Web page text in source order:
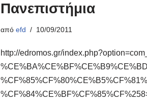
Πανεπιστήμια
απόefd 10/09/2011
http://edromos.gr/